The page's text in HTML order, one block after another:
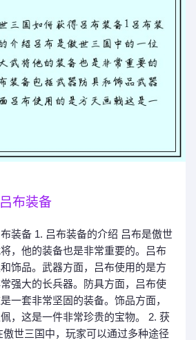
布装备
装备 1. 吕布装备的介绍 吕布是傲世
，他的装备也是非常重要的。吕布
饰品。武器方面，吕布使用的是方
强大的长兵器。防具方面，吕布使
一套非常坚固的装备。饰品方面，
，这是一件非常珍贵的宝物。 2. 获
世三国中，玩家可以通过多种途径